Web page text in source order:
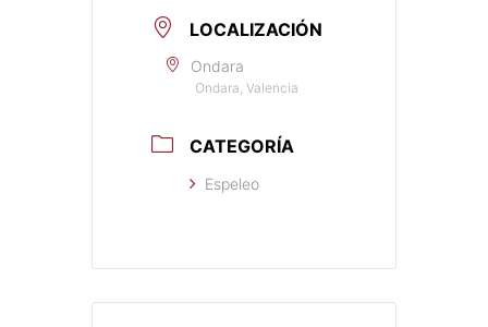
LOCALIZACIÓN
Ondara
Ondara, Valencia
CATEGORÍA
Espeleo